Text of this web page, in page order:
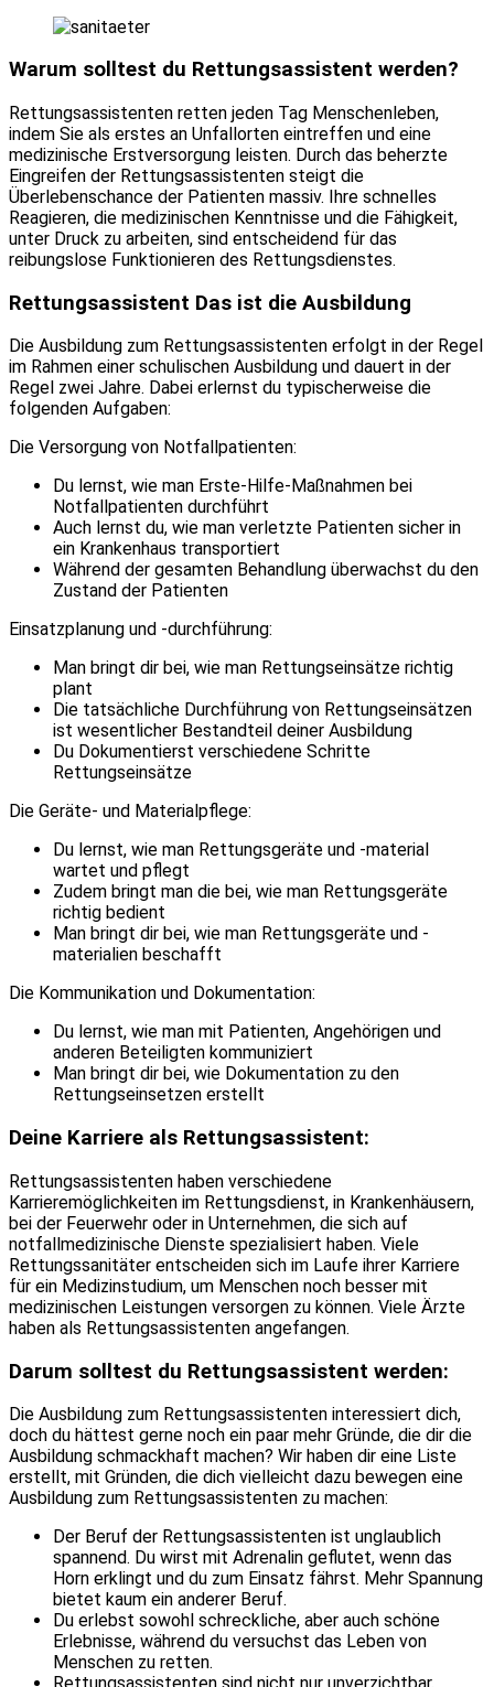
Warum solltest du Rettungsassistent werden?
Rettungsassistenten retten jeden Tag Menschenleben,
indem Sie als erstes an Unfallorten eintreffen und eine
medizinische Erstversorgung leisten. Durch das beherzte
Eingreifen der Rettungsassistenten steigt die
Überlebenschance der Patienten massiv. Ihre schnelles
Reagieren, die medizinischen Kenntnisse und die Fähigkeit,
unter Druck zu arbeiten, sind entscheidend für das
reibungslose Funktionieren des Rettungsdienstes.
Rettungsassistent Das ist die Ausbildung
Die Ausbildung zum Rettungsassistenten erfolgt in der Regel
im Rahmen einer schulischen Ausbildung und dauert in der
Regel zwei Jahre. Dabei erlernst du typischerweise die
folgenden Aufgaben:
Die Versorgung von Notfallpatienten:
Du lernst, wie man Erste-Hilfe-Maßnahmen bei
Notfallpatienten durchführt
Auch lernst du, wie man verletzte Patienten sicher in
ein Krankenhaus transportiert
Während der gesamten Behandlung überwachst du den
Zustand der Patienten
Einsatzplanung und -durchführung:
Man bringt dir bei, wie man Rettungseinsätze richtig
plant
Die tatsächliche Durchführung von Rettungseinsätzen
ist wesentlicher Bestandteil deiner Ausbildung
Du Dokumentierst verschiedene Schritte
Rettungseinsätze
Die Geräte- und Materialpflege:
Du lernst, wie man Rettungsgeräte und -material
wartet und pflegt
Zudem bringt man die bei, wie man Rettungsgeräte
richtig bedient
Man bringt dir bei, wie man Rettungsgeräte und -
materialien beschafft
Die Kommunikation und Dokumentation:
Du lernst, wie man mit Patienten, Angehörigen und
anderen Beteiligten kommuniziert
Man bringt dir bei, wie Dokumentation zu den
Rettungseinsetzen erstellt
Deine Karriere als Rettungsassistent:
Rettungsassistenten haben verschiedene
Karrieremöglichkeiten im Rettungsdienst, in Krankenhäusern,
bei der Feuerwehr oder in Unternehmen, die sich auf
notfallmedizinische Dienste spezialisiert haben. Viele
Rettungssanitäter entscheiden sich im Laufe ihrer Karriere
für ein Medizinstudium, um Menschen noch besser mit
medizinischen Leistungen versorgen zu können. Viele Ärzte
haben als Rettungsassistenten angefangen.
Darum solltest du Rettungsassistent werden:
Die Ausbildung zum Rettungsassistenten interessiert dich,
doch du hättest gerne noch ein paar mehr Gründe, die dir die
Ausbildung schmackhaft machen? Wir haben dir eine Liste
erstellt, mit Gründen, die dich vielleicht dazu bewegen eine
Ausbildung zum Rettungsassistenten zu machen:
Der Beruf der Rettungsassistenten ist unglaublich
spannend. Du wirst mit Adrenalin geflutet, wenn das
Horn erklingt und du zum Einsatz fährst. Mehr Spannung
bietet kaum ein anderer Beruf.
Du erlebst sowohl schreckliche, aber auch schöne
Erlebnisse, während du versuchst das Leben von
Menschen zu retten.